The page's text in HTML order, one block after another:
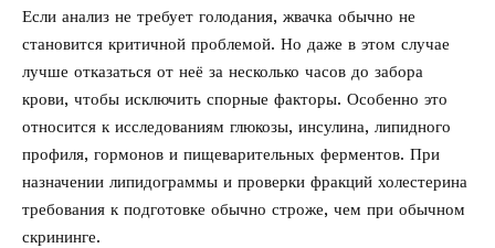
Если анализ не требует голодания, жвачка обычно не
становится критичной проблемой. Но даже в этом случае
лучше отказаться от неё за несколько часов до забора
крови, чтобы исключить спорные факторы. Особенно это
относится к исследованиям глюкозы, инсулина, липидного
профиля, гормонов и пищеварительных ферментов. При
назначении липидограммы и проверки фракций холестерина
требования к подготовке обычно строже, чем при обычном
скрининге.